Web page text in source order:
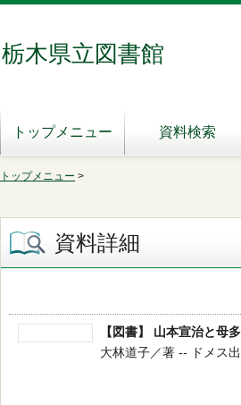
栃木県立図書館
トップメニュー 資料検索
トップメニュー >
資料詳細
【図書】 山本宣治と母
大林道子／著 -- ドメス